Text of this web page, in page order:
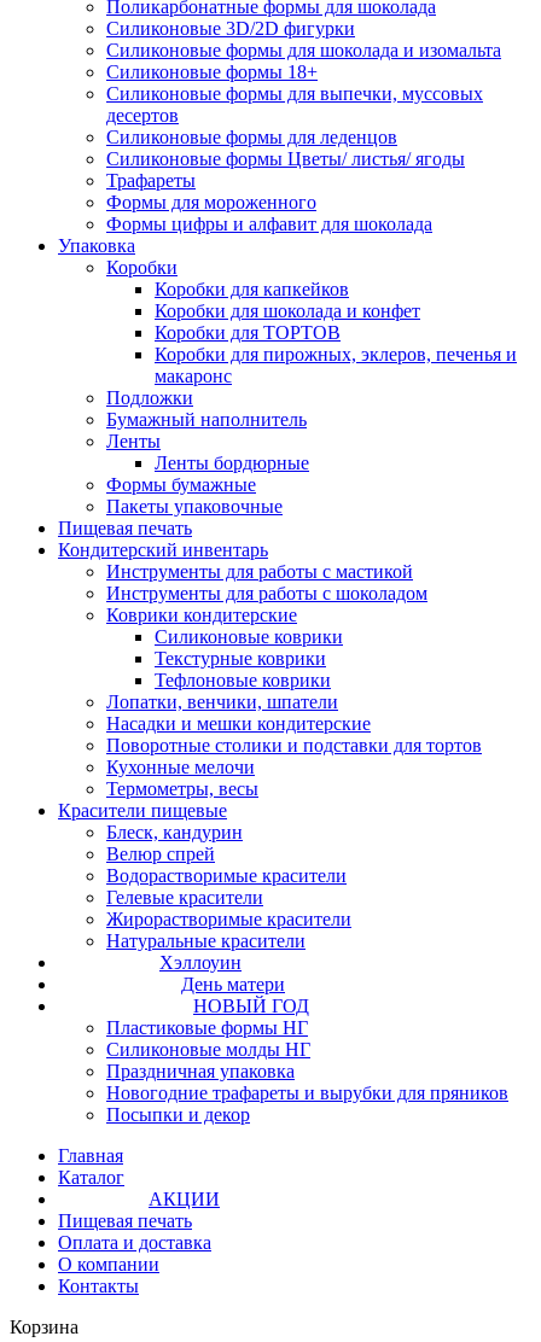
Поликарбонатные формы для шоколада
Силиконовые 3D/2D фигурки
Силиконовые формы для шоколада и изомальта
Силиконовые формы 18+
Силиконовые формы для выпечки, муссовых
десертов
Силиконовые формы для леденцов
Силиконовые формы Цветы/ листья/ ягоды
Трафареты
Формы для мороженного
Формы цифры и алфавит для шоколада
Упаковка
Коробки
Коробки для капкейков
Коробки для шоколада и конфет
Коробки для ТОРТОВ
Коробки для пирожных, эклеров, печенья и
макаронс
Подложки
Бумажный наполнитель
Ленты
Ленты бордюрные
Формы бумажные
Пакеты упаковочные
Пищевая печать
Кондитерский инвентарь
Инструменты для работы с мастикой
Инструменты для работы с шоколадом
Коврики кондитерские
Силиконовые коврики
Текстурные коврики
Тефлоновые коврики
Лопатки, венчики, шпатели
Насадки и мешки кондитерские
Поворотные столики и подставки для тортов
Кухонные мелочи
Термометры, весы
Красители пищевые
Блеск, кандурин
Велюр спрей
Водорастворимые красители
Гелевые красители
Жирорастворимые красители
Натуральные красители
Хэллоуин
День матери
НОВЫЙ ГОД
Пластиковые формы НГ
Силиконовые молды НГ
Праздничная упаковка
Новогодние трафареты и вырубки для пряников
Посыпки и декор
Главная
Каталог
АКЦИИ
Пищевая печать
Оплата и доставка
О компании
Контакты
Корзина